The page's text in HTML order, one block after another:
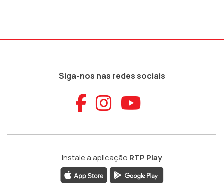
Siga-nos nas redes sociais
Aceder ao
Aceder ao
Aceder
Instale a aplicação RTP Play